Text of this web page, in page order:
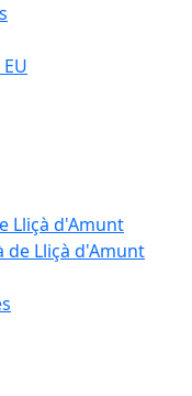
Lliçà d'Amunt
Lliçà d'Amunt